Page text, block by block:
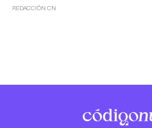
REDACCIÓN CN